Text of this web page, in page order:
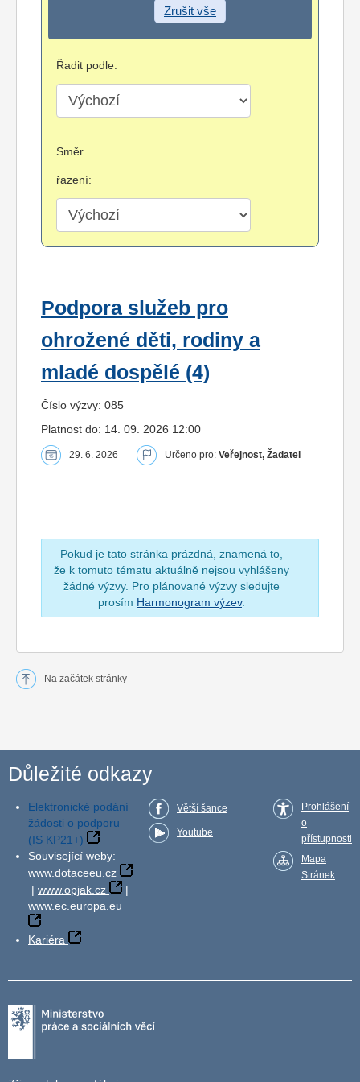
Zrušit vše
Řadit podle:
Směr
řazení:
Podpora služeb pro
ohrožené děti, rodiny a
mladé dospělé (4)
Číslo výzvy: 085
Platnost do: 14. 09. 2026 12:00
29. 6. 2026 Určeno pro: Veřejnost, Žadatel
Pokud je tato stránka prázdná, znamená to,
že k tomuto tématu aktuálně nejsou vyhlášeny
žádné výzvy. Pro plánované výzvy sledujte
prosím Harmonogram výzev.
Na začátek stránky
Důležité odkazy
Elektronické podání
žádosti o podporu
(IS KP21+)
Související weby:
www.dotaceeu.cz
| www.opjak.cz
|
www.ec.europa.eu
Kariéra
Větší šance
Youtube
Prohlášení
o
přístupnosti
Mapa
Stránek